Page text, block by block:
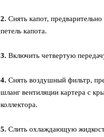
2. Снять капот,
петель капота.
3. Включить четвертую
4. Снять воздушный фильтр,
шланг вентиляции картера с
коллектора.
5. Слить охлаждающую